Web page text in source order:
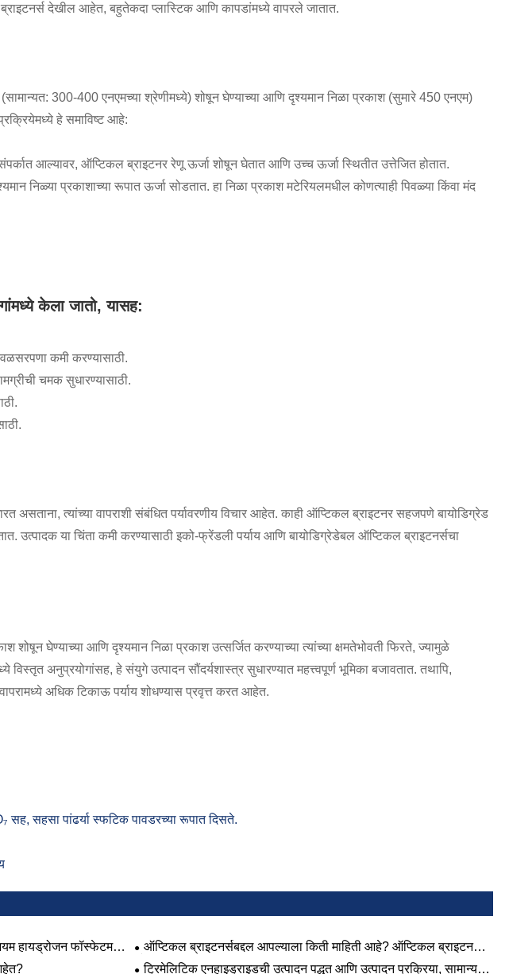
देखील आहेत, बहुतेकदा प्लास्टिक आणि कापडांमध्ये वापरले जातात.
300-400 एनएमच्या श्रेणीमध्ये) शोषून घेण्याच्या आणि दृश्यमान निळा प्रकाश (सुमारे 450 एनएम)
हे समाविष्ट आहे:
आल्यावर, ऑप्टिकल ब्राइटनर रेणू ऊर्जा शोषून घेतात आणि उच्च ऊर्जा स्थितीत उत्तेजित होतात.
निळ्या प्रकाशाच्या रूपात ऊर्जा सोडतात. हा निळा प्रकाश मटेरियलमधील कोणत्याही पिवळ्या किंवा मंद
केला जातो, यासह:
कमी करण्यासाठी.
चमक सुधारण्यासाठी.
असताना, त्यांच्या वापराशी संबंधित पर्यावरणीय विचार आहेत. काही ऑप्टिकल ब्राइटनर सहजपणे बायोडिग्रेड
उत्पादक या चिंता कमी करण्यासाठी इको-फ्रेंडली पर्याय आणि बायोडिग्रेडेबल ऑप्टिकल ब्राइटनर्सचा
घेण्याच्या आणि दृश्यमान निळा प्रकाश उत्सर्जित करण्याच्या त्यांच्या क्षमतेभोवती फिरते, ज्यामुळे
विस्तृत अनुप्रयोगांसह, हे संयुगे उत्पादन सौंदर्यशास्त्र सुधारण्यात महत्त्वपूर्ण भूमिका बजावतात. तथापि,
अधिक टिकाऊ पर्याय शोधण्यास प्रवृत्त करत आहेत.
सह, सहसा पांढर्या स्फटिक पावडरच्या रूपात दिसते.
हायड्रोजन फॉस्फेटमधील
ऑप्टिकल ब्राइटनर्सबद्दल आपल्याला किती माहिती आहे? ऑप्टिकल ब्राइटनर्स
लोकप्रिय विज्ञान
ट्रिमेलिटिक एनहाइड्राइडची उत्पादन पद्धत आणि उत्पादन प्रक्रिया, सामान्यतः